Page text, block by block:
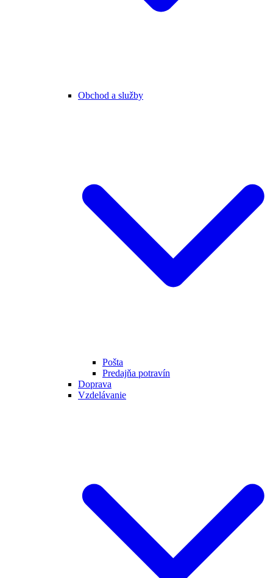
Obchod a služby
Pošta
Predajňa potravín
Doprava
Vzdelávanie